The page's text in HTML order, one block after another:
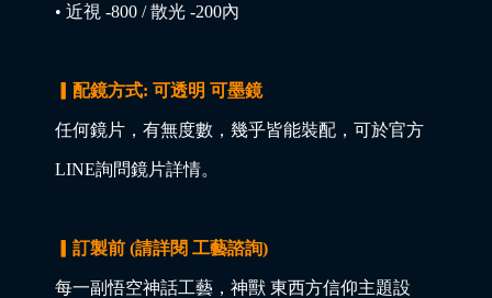
• 近視 -800 / 散光 -200內
▎配鏡方式: 可透明 可墨鏡
任何鏡片，有無度數，幾乎皆能裝配，可於官方
LINE詢問鏡片詳情。
▎訂製前 (請詳閱 工藝諮詢)
每一副悟空神話工藝，神獸 東西方信仰主題設